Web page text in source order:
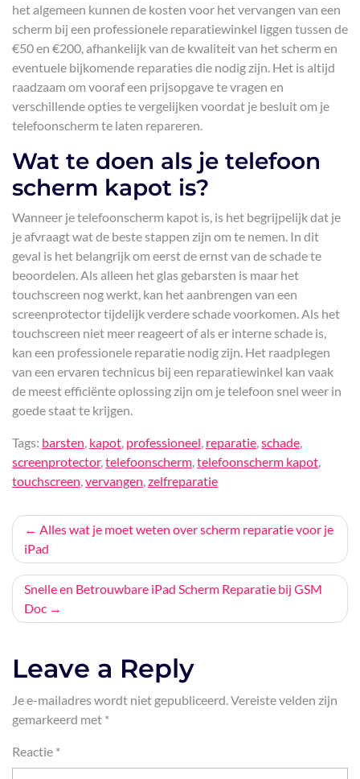
het algemeen kunnen de kosten voor het vervangen van een
scherm bij een professionele reparatiewinkel liggen tussen de
€50 en €200, afhankelijk van de kwaliteit van het scherm en
eventuele bijkomende reparaties die nodig zijn. Het is altijd
raadzaam om vooraf een prijsopgave te vragen en
verschillende opties te vergelijken voordat je besluit om je
telefoonscherm te laten repareren.
Wat te doen als je telefoon
scherm kapot is?
Wanneer je telefoonscherm kapot is, is het begrijpelijk dat je
je afvraagt wat de beste stappen zijn om te nemen. In dit
geval is het belangrijk om eerst de ernst van de schade te
beoordelen. Als alleen het glas gebarsten is maar het
touchscreen nog werkt, kan het aanbrengen van een
screenprotector tijdelijk verdere schade voorkomen. Als het
touchscreen niet meer reageert of als er interne schade is,
kan een professionele reparatie nodig zijn. Het raadplegen
van een ervaren technicus bij een reparatiewinkel kan vaak
de meest efficiënte oplossing zijn om je telefoon snel weer in
goede staat te krijgen.
Tags: barsten, kapot, professioneel, reparatie,schade,
screenprotector,telefoonscherm,telefoonscherm kapot,
touchscreen,vervangen,zelfreparatie
Bericht
navigatie
Alles wat je moet weten over scherm reparatie voor je
iPad
Snelle en Betrouwbare iPad Scherm Reparatie bij GSM
Doc
Leave a Reply
Je e-mailadres wordt niet gepubliceerd.Vereiste velden zijn
gemarkeerd met *
Reactie *